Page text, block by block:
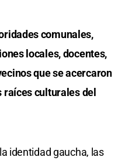
comunales,
locales, docentes,
que se acercaron
raíces culturales del
identidad gaucha, las